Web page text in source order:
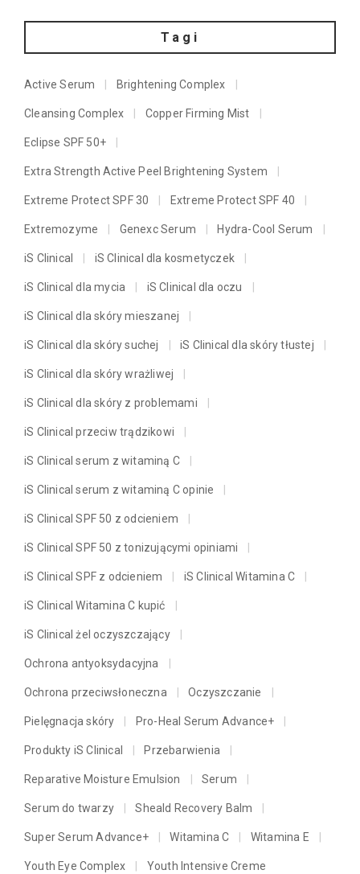
Tagi
Active Serum Brightening Complex
Cleansing Complex Copper Firming Mist
Eclipse SPF 50+
Extra Strength Active Peel Brightening System
Extreme Protect SPF 30 Extreme Protect SPF 40
Extremozyme Genexc Serum Hydra-Cool Serum
iS Clinical iS Clinical dla kosmetyczek
iS Clinical dla mycia iS Clinical dla oczu
iS Clinical dla skóry mieszanej
iS Clinical dla skóry suchej iS Clinical dla skóry tłustej
iS Clinical dla skóry wrażliwej
iS Clinical dla skóry z problemami
iS Clinical przeciw trądzikowi
iS Clinical serum z witaminą C
iS Clinical serum z witaminą C opinie
iS Clinical SPF 50 z odcieniem
iS Clinical SPF 50 z tonizującymi opiniami
iS Clinical SPF z odcieniem iS Clinical Witamina C
iS Clinical Witamina C kupić
iS Clinical żel oczyszczający
Ochrona antyoksydacyjna
Ochrona przeciwsłoneczna Oczyszczanie
Pielęgnacja skóry Pro-Heal Serum Advance+
Produkty iS Clinical Przebarwienia
Reparative Moisture Emulsion Serum
Serum do twarzy Sheald Recovery Balm
Super Serum Advance+ Witamina C Witamina E
Youth Eye Complex Youth Intensive Creme